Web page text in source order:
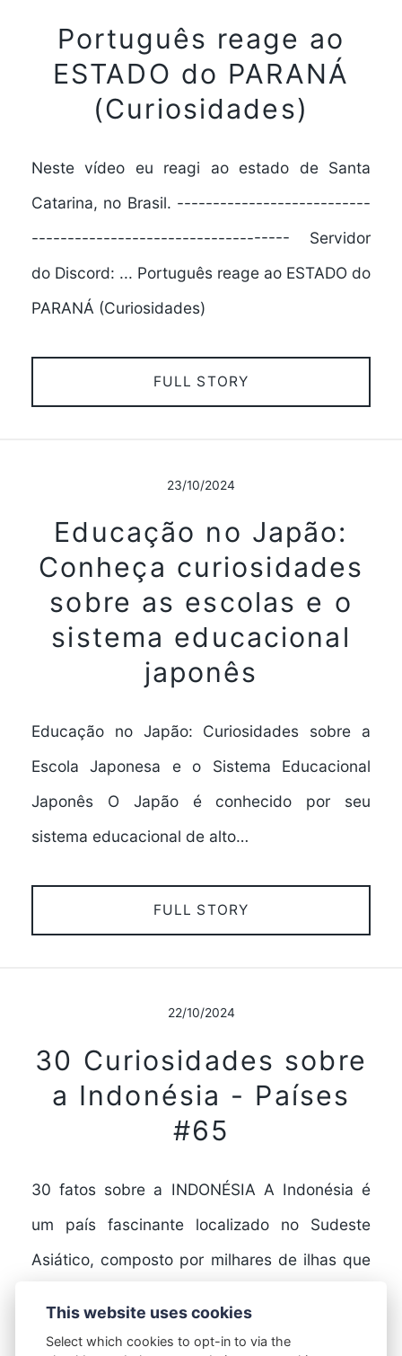
Português reage ao
ESTADO do PARANÁ
(Curiosidades)
Neste vídeo eu reagi ao estado de Santa
Catarina, no Brasil. ---------------------------
------------------------------------ Servidor
do Discord: ... Português reage ao ESTADO do
PARANÁ (Curiosidades)
FULL STORY
23/10/2024
Educação no Japão:
Conheça curiosidades
sobre as escolas e o
sistema educacional
japonês
Educação no Japão: Curiosidades sobre a
Escola Japonesa e o Sistema Educacional
Japonês O Japão é conhecido por seu
sistema educacional de alto…
FULL STORY
22/10/2024
30 Curiosidades sobre
a Indonésia - Países
#65
30 fatos sobre a INDONÉSIA A Indonésia é
um país fascinante localizado no Sudeste
Asiático, composto por milhares de ilhas que
This website uses cookies
Select which cookies to opt-in to via the